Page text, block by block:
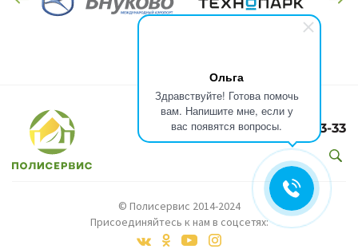
Ольга
Здравствуйте! Готова помочь
вам. Напишите мне, если у
вас появятся вопросы.8(499)301-73-33
© Полисервис 2014-2024
Присоединяйтесь к нам в соцсетях: